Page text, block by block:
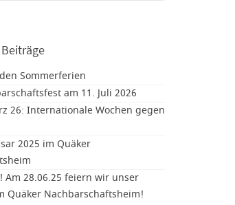
Sommerferien
am 11. Juli 2026
26: Internationale Wochen gegen
2025 im Quäker
Am 28.06.25 feiern wir unser
Quäker Nachbarschaftsheim!